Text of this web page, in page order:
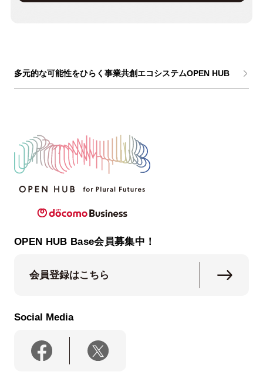
多元的な可能性をひらく事業共創エコシステムOPEN HUB
OPEN HUB Base会員募集中！
会員登録はこちら
Social Media